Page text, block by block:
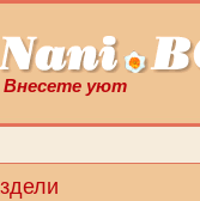
Внесете уют